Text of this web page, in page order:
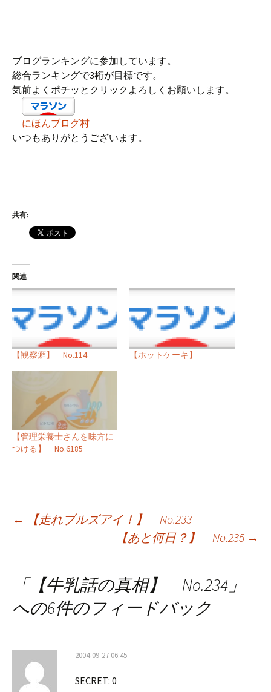
ブログランキングに参加しています。
総合ランキングで3桁が目標です。
気前よくポチッとクリックよろしくお願いします。
にほんブログ村
いつもありがとうございます。
共有:
関連
【観察癖】 No.114 【ホットケーキ】
【管理栄養士さんを味方に
つける】 No.6185
投
ゲ
←
【走れブルズアイ！】 No.233
【あと何日？】 No.235 →
「【牛乳話の真相】 No.234 」
への6件のフィードバック
2004-09-27 06:45
SECRET: 0